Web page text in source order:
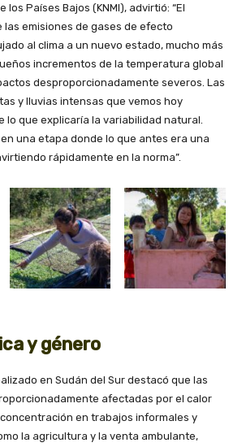
los Países Bajos (KNMI), advirtió: “El
emisiones de gases de efecto
al clima a un nuevo estado, mucho más
incrementos de la temperatura global
desproporcionadamente severos. Las
y lluvias intensas que vemos hoy
lo que explicaría la variabilidad natural.
una etapa donde lo que antes era una
rápidamente en la norma”.
y género
en Sudán del Sur destacó que las
afectadas por el calor
en trabajos informales y
la agricultura y la venta ambulante,